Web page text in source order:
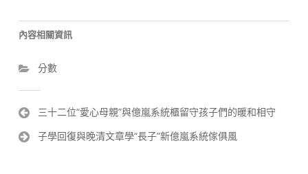
內容相關資訊
分數
文
導
三十二位“愛心母親”與億嵐系統櫃留守孩子們的暖和相守
子學回復與晚清文章學“長子”新億嵐系統傢俱風